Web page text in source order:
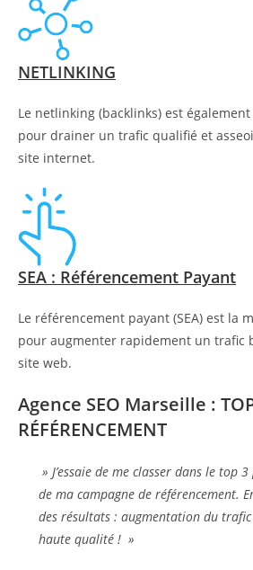
NETLINKING
Le netlinking (backlinks) est
pour drainer un trafic qualifié et
site internet.
SEA : Référencement Payant
Le référencement payant (SEA) est la
pour augmenter rapidement un trafic
site web.
Agence SEO Marseille :
RÉFÉRENCEMENT
» J’essaie de me classer dans le top
de ma campagne de référencement.
des résultats : augmentation du
haute qualité ! »